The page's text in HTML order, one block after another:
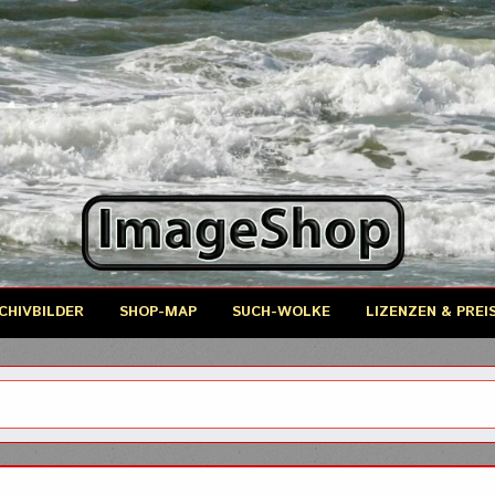
SHOP-MAP SUCH-WOLKE LIZENZEN &